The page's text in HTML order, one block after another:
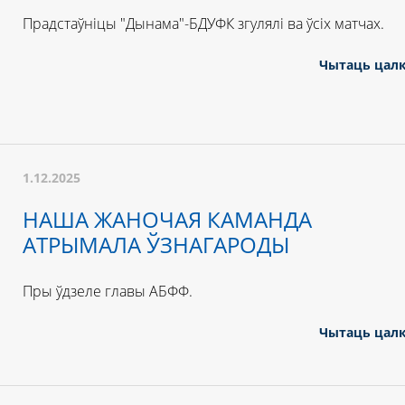
Прадстаўніцы "Дынама"-БДУФК згулялі ва ўсіх матчах.
Чытаць
1.12.2025
НАША ЖАНОЧАЯ КАМАНДА
АТРЫМАЛА ЎЗНАГАРОДЫ
Пры ўдзеле главы АБФФ.
Чытаць